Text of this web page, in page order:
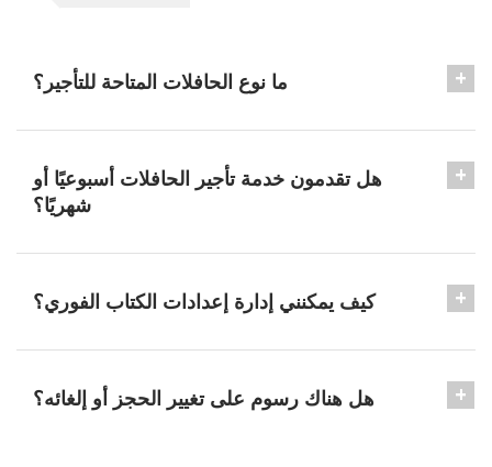
ما نوع الحافلات المتاحة للتأجير؟
هل تقدمون خدمة تأجير الحافلات أسبوعيًا أو
شهريًا؟
كيف يمكنني إدارة إعدادات الكتاب الفوري؟
هل هناك رسوم على تغيير الحجز أو إلغائه؟